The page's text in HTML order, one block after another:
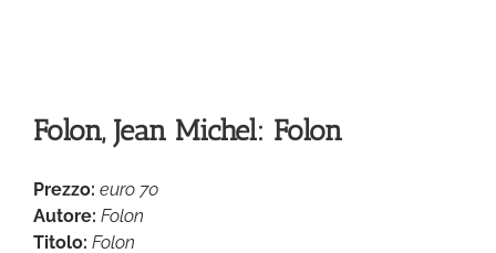
Folon, Jean Michel: Folon
Prezzo: euro 70
Autore: Folon
Titolo: Folon